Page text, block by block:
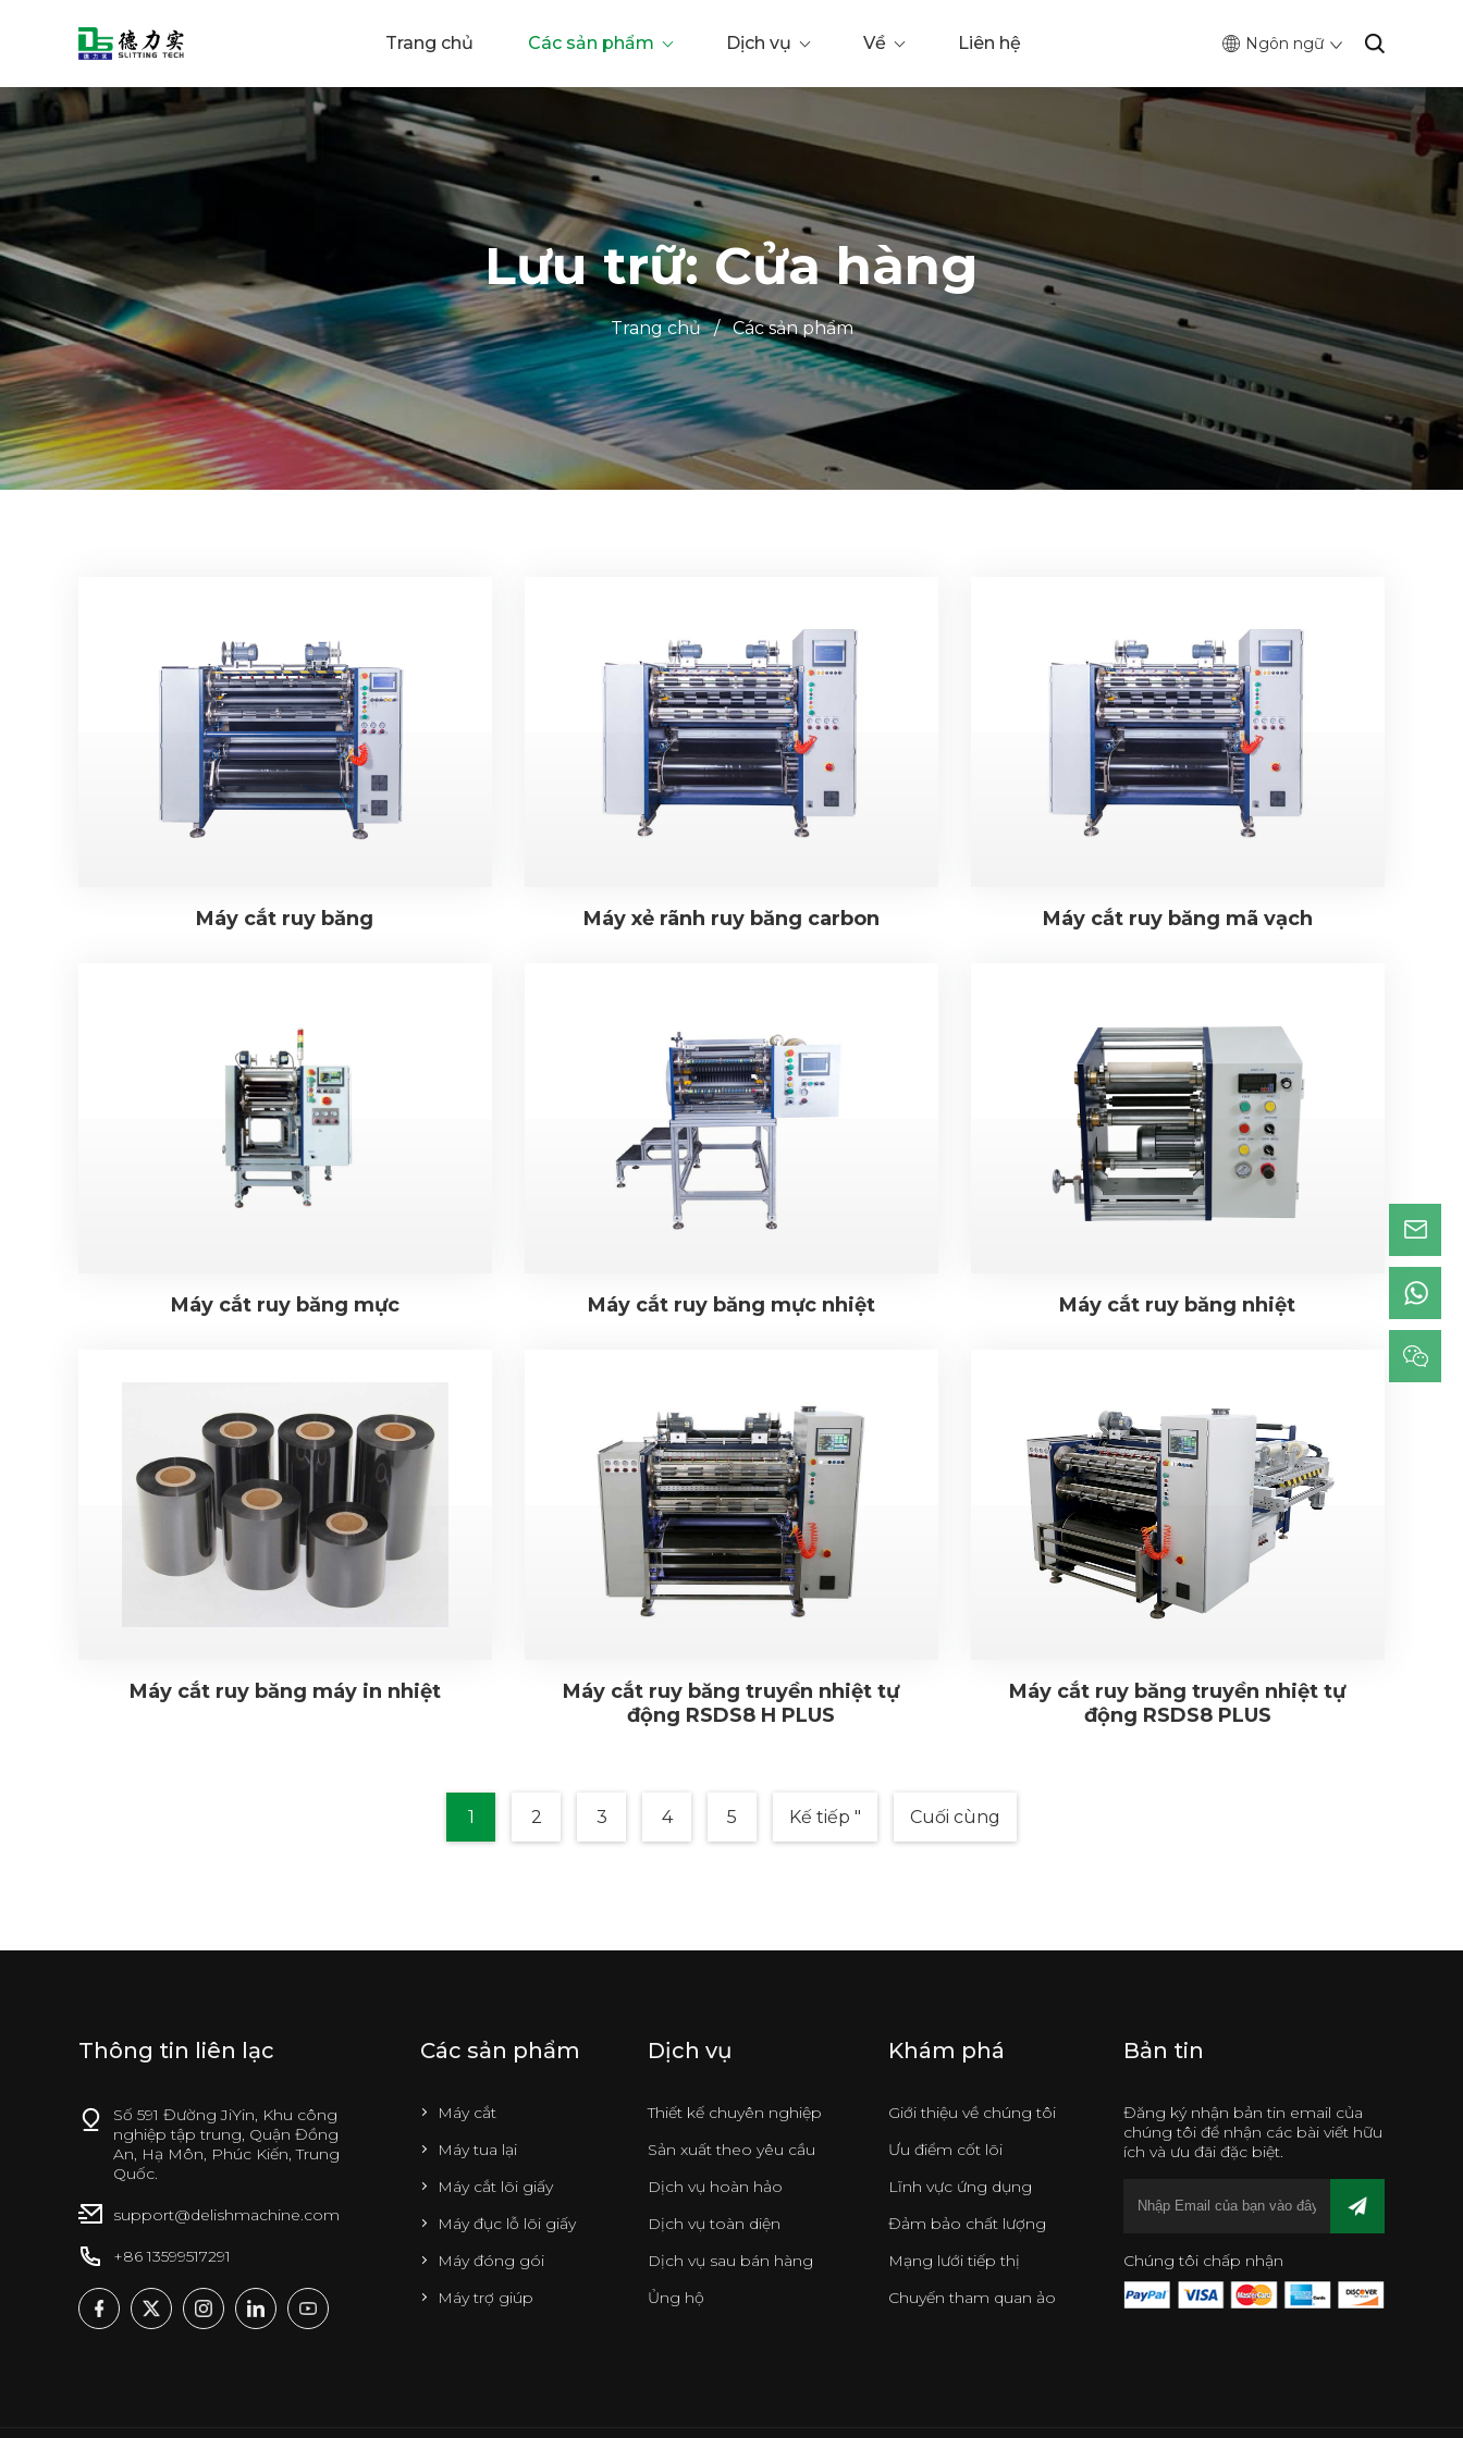
Trang chủ Các sản phẩm Dịch vụ Về Liên hệ Ngôn ngữ
Lưu trữ: Cửa hàng
Trang chủ / Các sản phẩm
Máy cắt ruy băng Máy xẻ rãnh ruy băng carbon Máy cắt ruy băng mã vạch
Máy cắt ruy băng mực Máy cắt ruy băng mực nhiệt Máy cắt ruy băng nhiệt
Máy cắt ruy băng máy in nhiệt
Máy cắt ruy băng truyền nhiệt tự
động RSDS8 H PLUS
Máy cắt ruy băng truyền nhiệt tự
động RSDS8 PLUS
1 2 3 4 5 Kế tiếp " Cuối cùng
Thông tin liên lạc
Số 591 Đường JiYin, Khu công
nghiệp tập trung, Quận Đồng
An, Hạ Môn, Phúc Kiến, Trung
Quốc.
support@delishmachine.com
+86 13599517291
Các sản phẩm
Máy cắt
Máy tua lại
Máy cắt lõi giấy
Máy đục lỗ lõi giấy
Máy đóng gói
Máy trợ giúp
Dịch vụ
Thiết kế chuyên nghiệp
Sản xuất theo yêu cầu
Dịch vụ hoàn hảo
Dịch vụ toàn diện
Dịch vụ sau bán hàng
Ủng hộ
Khám phá
Giới thiệu về chúng tôi
Ưu điểm cốt lõi
Lĩnh vực ứng dụng
Đảm bảo chất lượng
Mạng lưới tiếp thị
Chuyến tham quan ảo
Bản tin
Đăng ký nhận bản tin email của
chúng tôi để nhận các bài viết hữu
ích và ưu đãi đặc biệt.
Chúng tôi chấp nhận